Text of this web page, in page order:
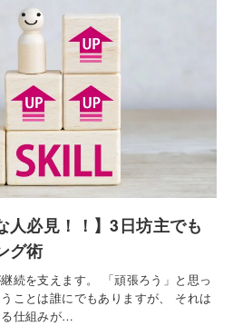
人必見！！】3日坊主でも
グ術
続を支えます。 「頑張ろう」と思っ
ことは誰にでもありますが、 それは
仕組みが…